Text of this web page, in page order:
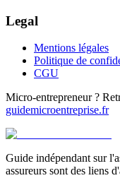
Legal
Mentions légales
Politique de
CGU
Micro-entrepreneur ?
guidemicroentreprise.fr
Guide indépendant sur
assureurs sont des liens